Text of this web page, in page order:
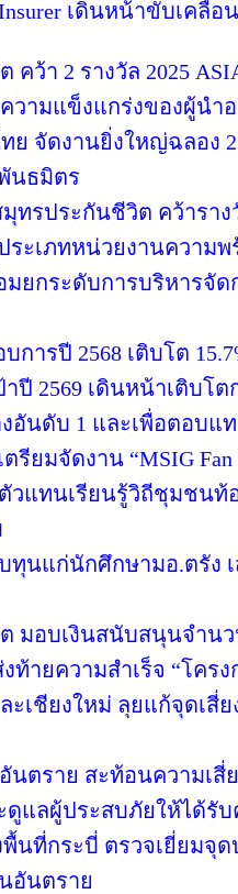
เดินหน้าขับเคลื่อ
คว้า 2 รางวัล 2025
ความแข็งแกร่งของผู้น
ย จัดงานยิ่งใหญ่ฉลอง
นธมิตร
ทรประกันชีวิต คว้าราง
ประเภทหน่วยงานควา
ยกระดับการบริหารจั
บการปี 2568 เติบโต
ปี 2569 เดินหน้าเติบโ
อันดับ 1 และเพื่อตอบ
รียมจัดงาน “MSIG Fan
วแทนเรียนรู้วิถีชุมชนท้
ทุนแก่นักศึกษามอ.ตรัง
มอบเงินสนับสนุนจำนว
ท้ายความสำเร็จ “โค
ะเชียงใหม่ ลุยแก้จุดเสี่
นตราย สะท้อนความเ
ดูแลผู้ประสบภัยให้ได้รั
พื้นที่กระบี่ ตรวจเยี่ยมจุ
อันตราย